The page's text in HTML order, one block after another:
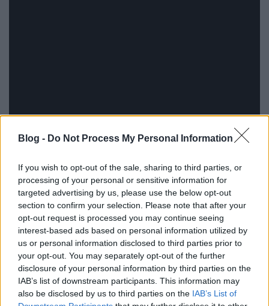
Blog - Do Not Process My Personal Information
If you wish to opt-out of the sale, sharing to third parties, or
processing of your personal or sensitive information for
targeted advertising by us, please use the below opt-out
section to confirm your selection. Please note that after your
opt-out request is processed you may continue seeing
interest-based ads based on personal information utilized by
us or personal information disclosed to third parties prior to
your opt-out. You may separately opt-out of the further
disclosure of your personal information by third parties on the
IAB’s list of downstream participants. This information may
also be disclosed by us to third parties on the IAB’s List of
Örvendetes fejlemény azultra niche
dokumentumfilmek proliferációja: kedvenc példám
minden tipográfus nedves álma, aHelvetica(2007),
amely a Helvetica betűtípusról szól. Valami hasonlót